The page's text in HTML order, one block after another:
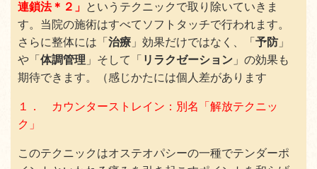
連鎖法＊２」 というテクニックで取り除いていきま
す。当院の施術はすべてソフトタッチで行われます。
さらに整体には「 治療 」効果だけではなく、「 予防 」
や「 体調管理 」そして「 リラクゼーション 」の効果も
期待できます。（感じかたには個人差があります
１． カウンターストレイン：別名「解放テクニッ
ク」
このテクニックはオステオパシーの一種でテンダーポ